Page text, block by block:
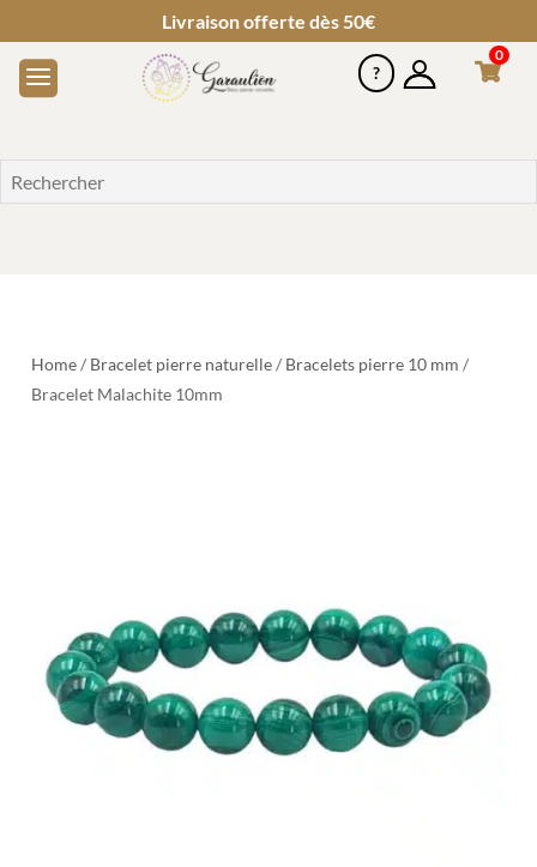
Livraison offerte dès 50€
0
Home/ Bracelet pierre naturelle/ Bracelets pierre 10 mm /
Bracelet Malachite 10mm